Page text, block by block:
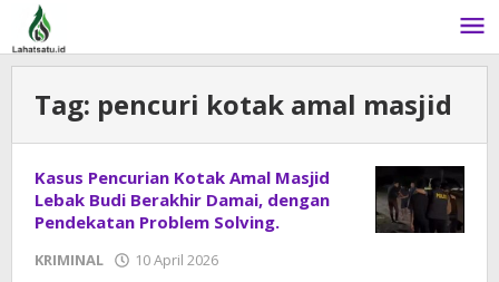
Lewati
konten
Tag: pencuri kotak amal masjid
Kasus Pencurian Kotak Amal Masjid
Lebak Budi Berakhir Damai, dengan
Pendekatan Problem Solving.
KRIMINAL 10 April 2026